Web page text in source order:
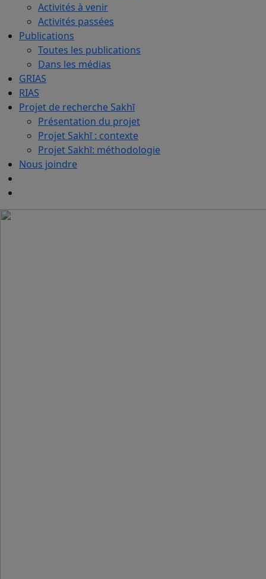
Activités à venir
Activités passées
Publications
Toutes les publications
Dans les médias
GRIAS
RIAS
Projet de recherche Sakhī
Présentation du projet
Projet Sakhī : contexte
Projet Sakhī: méthodologie
Nous joindre